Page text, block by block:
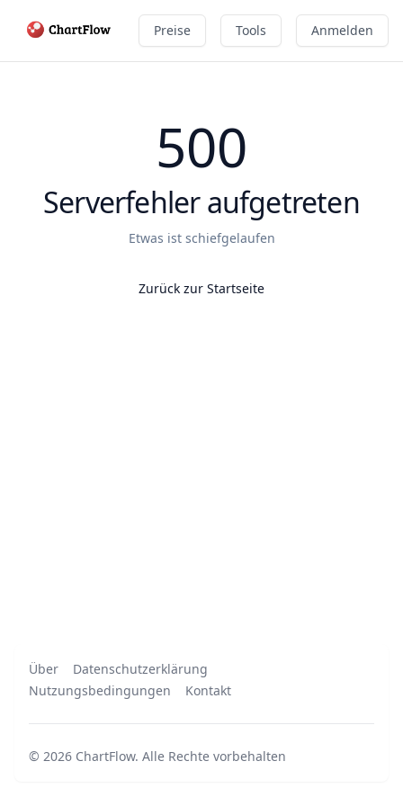
Preise Tools Anmelden
500
Serverfehler aufgetreten
Etwas ist schiefgelaufen
Zurück zur Startseite
Über
Datenschutzerklärung
Nutzungsbedingungen
Kontakt
© 2026 ChartFlow. Alle Rechte vorbehalten